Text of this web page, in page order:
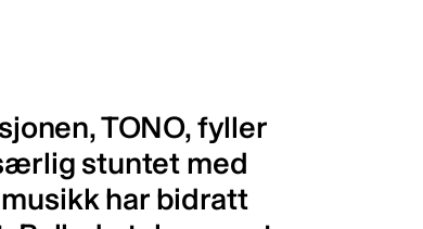
TONO, fyller
stuntet med
har bidratt